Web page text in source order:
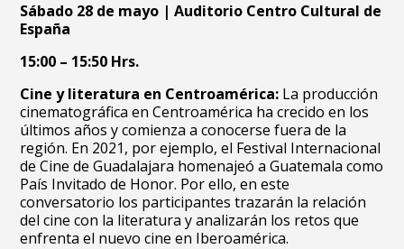
Sábado 28 de mayo | Auditorio Centro Cultural de
España
15:00 – 15:50 Hrs.
Cine y literatura en Centroamérica: La producción
cinematográfica en Centroamérica ha crecido en los
últimos años y comienza a conocerse fuera de la
región. En 2021, por ejemplo, el Festival Internacional
de Cine de Guadalajara homenajeó a Guatemala como
País Invitado de Honor. Por ello, en este
conversatorio los participantes trazarán la relación
del cine con la literatura y analizarán los retos que
enfrenta el nuevo cine en Iberoamérica.